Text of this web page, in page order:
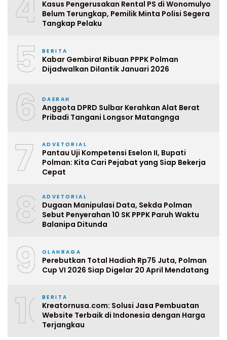
Kasus Pengerusakan Rental PS di Wonomulyo
Belum Terungkap, Pemilik Minta Polisi Segera
Tangkap Pelaku
5 BERITA
Kabar Gembira! Ribuan PPPK Polman
Dijadwalkan Dilantik Januari 2026
6 DAERAH
Anggota DPRD Sulbar Kerahkan Alat Berat
Pribadi Tangani Longsor Matangnga
7 ADVETORIAL
Pantau Uji Kompetensi Eselon II, Bupati
Polman: Kita Cari Pejabat yang Siap Bekerja
Cepat
8 ADVETORIAL
Dugaan Manipulasi Data, Sekda Polman
Sebut Penyerahan 10 SK PPPK Paruh Waktu
Balanipa Ditunda
9 OLAHRAGA
Perebutkan Total Hadiah Rp75 Juta, Polman
Cup VI 2026 Siap Digelar 20 April Mendatang
10BERITA
Kreatornusa.com: Solusi Jasa Pembuatan
Website Terbaik di Indonesia dengan Harga
Terjangkau